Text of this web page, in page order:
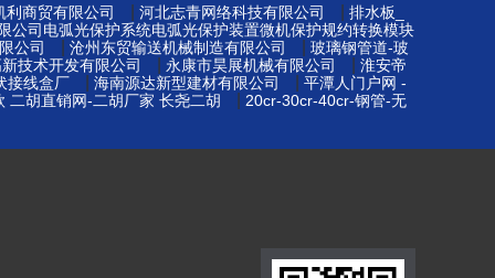
利商贸有限公司 河北志青网络科技有限公司
排水板_
公司电弧光保护系统电弧光保护装置微机保护规约转换模块
公司
沧州东贸输送机械制造有限公司
玻璃钢管道-玻
技术开发有限公司
永康市昊展机械有限公司
淮安帝
接线盒厂
海南源达新型建材有限公司
平潭人门户网 -
二胡直销网-二胡厂家 长尧二胡
20cr-30cr-40cr-钢管-无